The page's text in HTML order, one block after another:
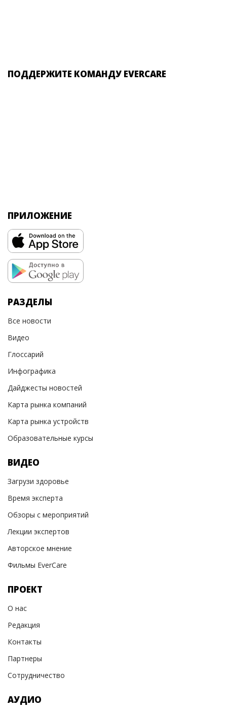
ПОДДЕРЖИТЕ КОМАНДУ EVERCARE
ПРИЛОЖЕНИЕ
РАЗДЕЛЫ
Все новости
Видео
Глоссарий
Инфографика
Дайджесты новостей
Карта рынка компаний
Карта рынка устройств
Образовательные курсы
ВИДЕО
Загрузи здоровье
Время эксперта
Обзоры с мероприятий
Лекции экспертов
Авторское мнение
Фильмы EverCare
ПРОЕКТ
О нас
Редакция
Контакты
Партнеры
Сотрудничество
АУДИО